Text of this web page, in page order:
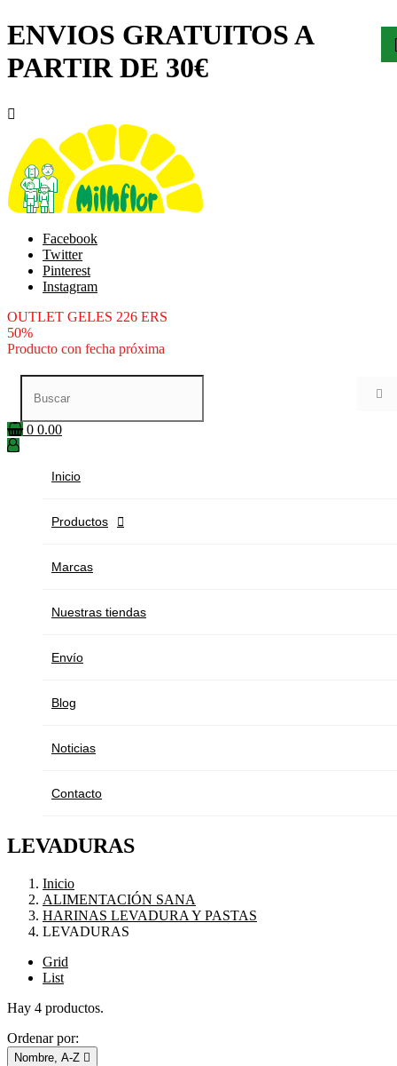
ENVIOS GRATUITOS A
PARTIR DE 30€

Facebook
Twitter
Pinterest
Instagram
OUTLET GELES 226 ERS
50%
Producto con fecha próxima

0 0.00
Inicio
Productos 
Marcas
Nuestras tiendas
Envío
Blog
Noticias
Contacto
LEVADURAS
Inicio
ALIMENTACIÓN SANA
HARINAS LEVADURA Y PASTAS
LEVADURAS
Grid
List
Hay 4 productos.
Ordenar por:
Nombre, A-Z 